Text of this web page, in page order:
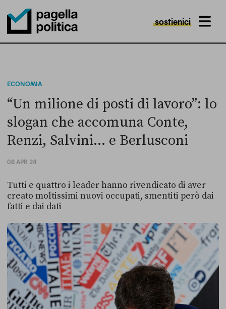
Pagella Politica Logo
sostienici MENU
ECONOMIA
“Un milione di posti di lavoro”: lo
slogan che accomuna Conte,
Renzi, Salvini… e Berlusconi
08 APR 24
Tutti e quattro i leader hanno rivendicato di aver
creato moltissimi nuovi occupati, smentiti però dai
fatti e dai dati